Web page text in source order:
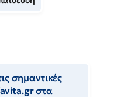
σημαντικές
στα